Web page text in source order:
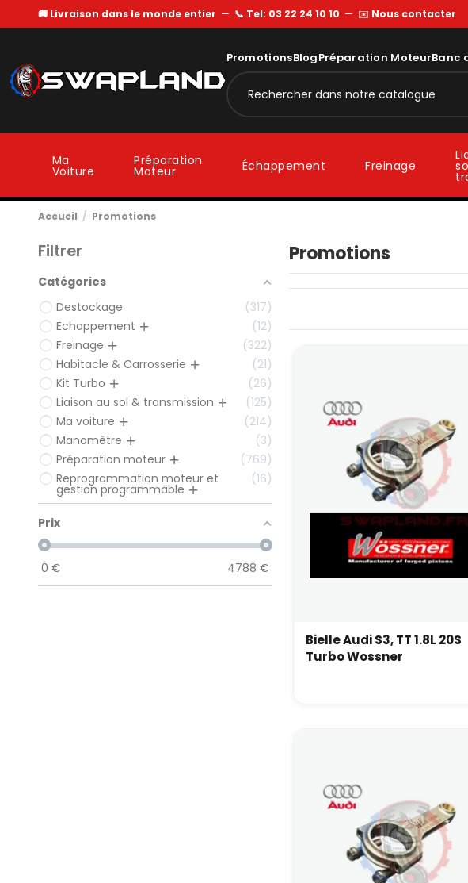
🚚 Livraison dans le monde entier — 📞 Tel: 03 22 24 10 10 — ✉️ Nous contacter
PromotionsBlogPréparation MoteurBanc
Ma
Voiture
Préparation
Moteur Échappement Freinage
Accueil Promotions
Promotions
Bielle Audi S3, TT 1.8L 20S
Turbo Wossner
Filtrer
Catégories
Destockage
317
Echappement
12
Freinage
322
Habitacle & Carrosserie
21
Kit Turbo
26
Liaison au sol & transmission
125
Ma voiture
214
Manomètre
3
Préparation moteur
769
Reprogrammation moteur et
gestion programmable
16
Prix
0 € 4788 €